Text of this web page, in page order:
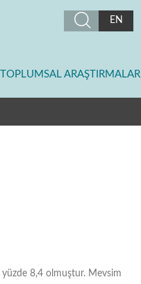
EN
TOPLUMSAL ARAŞTIRMALAR
yüzde 8,4 olmuştur. Mevsim